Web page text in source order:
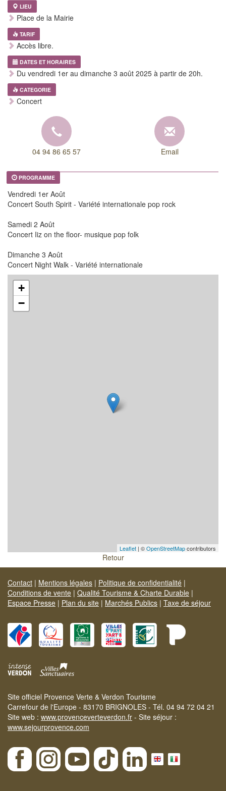
LIEU
Place de la Mairie
TARIF
Accès libre.
DATES ET HORAIRES
Du vendredi 1er au dimanche 3 août 2025 à partir de 20h.
CATEGORIE
Concert
04 94 86 65 57 Email
PROGRAMME
Vendredi 1er Août
Concert South Spirit - Variété internationale pop rock
Samedi 2 Août
Concert Iiz on the floor- musique pop folk
Dimanche 3 Août
Concert Night Walk - Variété internationale
+
−
Leaflet | ©OpenStreetMapcontributors
Retour
Contact | Mentions légales | Politique de confidentialité |
Conditions de vente | Qualité Tourisme & Charte Durable |
Espace Presse | Plan du site | Marchés Publics | Taxe de séjour
Site officiel Provence Verte & Verdon Tourisme
Carrefour de l'Europe - 83170 BRIGNOLES - Tél. 04 94 72 04 21
Site web : www.provenceverteverdon.fr - Site séjour :
www.sejourprovence.com